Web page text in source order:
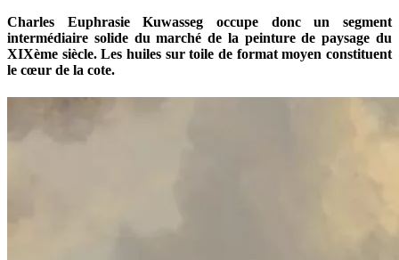
Charles Euphrasie Kuwasseg occupe donc un segment
intermédiaire solide du marché de la peinture de paysage du
XIXème siècle. Les huiles sur toile de format moyen constituent
le cœur de la cote.